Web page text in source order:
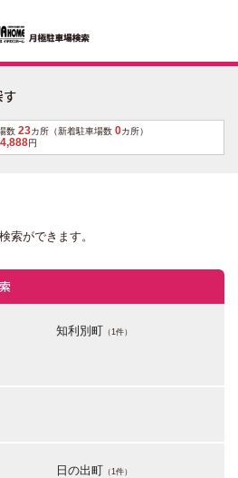
数 23カ所（新着駐車場数 0カ所）
4,888円
索ができます。
知利別町 （1件）
日の出町 （1件）